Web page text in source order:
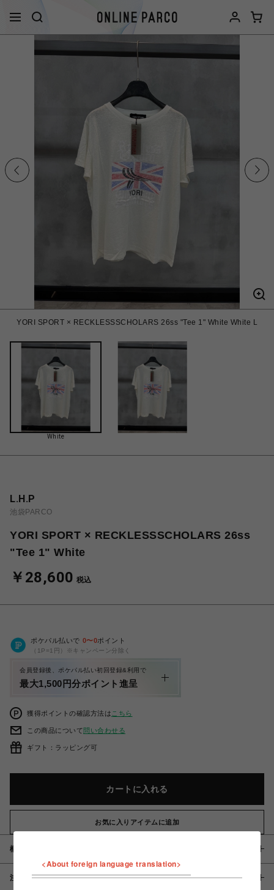
YORI SPORT × RECKLESSSCHOLARS 26ss "Tee 1" White White L
White
L.H.P
池袋PARCO
YORI SPORT × RECKLESSSCHOLARS 26ss
"Tee 1" White
￥28,600 税込
ポケパル払いで 0〜0ポイント
（1P=1円）※キャンペーン分除く
会員登録後、ポケパル払い初回登録&利用で
最大1,500円分ポイント進呈
獲得ポイントの確認方法は こちら
この商品について問い合わせる
ギフト：ラッピング可
カートに入れる
お気に入りアイテムに追加
概要
注意事項
<About foreign language translation>